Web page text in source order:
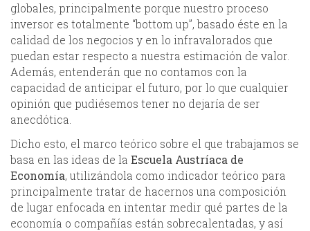
globales, principalmente porque nuestro proceso
inversor es totalmente “bottom up”, basado éste en la
calidad de los negocios y en lo infravalorados que
puedan estar respecto a nuestra estimación de valor.
Además, entenderán que no contamos con la
capacidad de anticipar el futuro, por lo que cualquier
opinión que pudiésemos tener no dejaría de ser
anecdótica.
Dicho esto, el marco teórico sobre el que trabajamos se
basa en las ideas de la Escuela Austríaca de
Economía, utilizándola como indicador teórico para
principalmente tratar de hacernos una composición
de lugar enfocada en intentar medir qué partes de la
economía o compañías están sobrecalentadas, y así